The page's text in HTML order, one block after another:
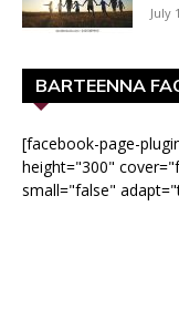
July
BARTEENNA
[facebook-page-
height="300"
small="false"